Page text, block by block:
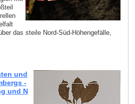
das steile Nord-Süd-Höhengefälle,
und
-
und N